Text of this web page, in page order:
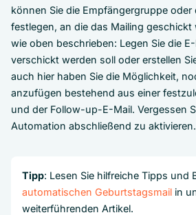
können Sie die Empfängergruppe oder
festlegen, an die das Mailing geschickt
wie oben beschrieben: Legen Sie die
verschickt werden soll oder erstellen
auch hier haben Sie die Möglichkeit,
anzufügen bestehend aus einer
und der Follow-up-E-Mail. Vergessen
Automation abschließend zu aktivieren.
Tipp: Lesen Sie hilfreiche Tipps und
automatischen Geburtstagsmail in
weiterführenden Artikel.